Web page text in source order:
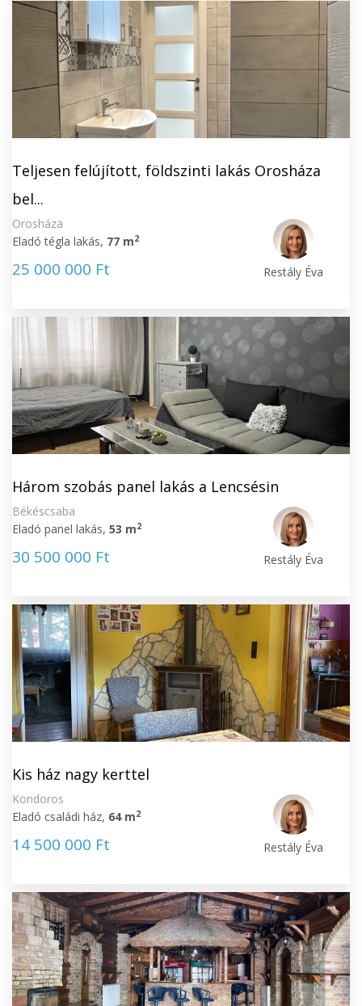
Teljesen felújított, földszinti lakás Orosháza
bel...
Orosháza
Eladó tégla lakás, 77 m2
25 000 000 Ft Restály Éva
Három szobás panel lakás a Lencsésin
Békéscsaba
Eladó panel lakás, 53 m2
30 500 000 Ft Restály Éva
Kis ház nagy kerttel
Kondoros
Eladó családi ház, 64 m2
14 500 000 Ft Restály Éva